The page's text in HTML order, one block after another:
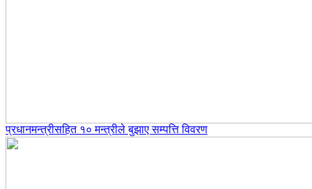
प्रधानमन्त्रीसहित १० मन्त्रीले बुझाए सम्पत्ति विवरण